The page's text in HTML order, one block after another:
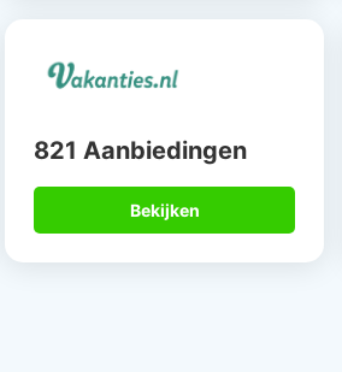
821 Aanbiedingen
Bekijken